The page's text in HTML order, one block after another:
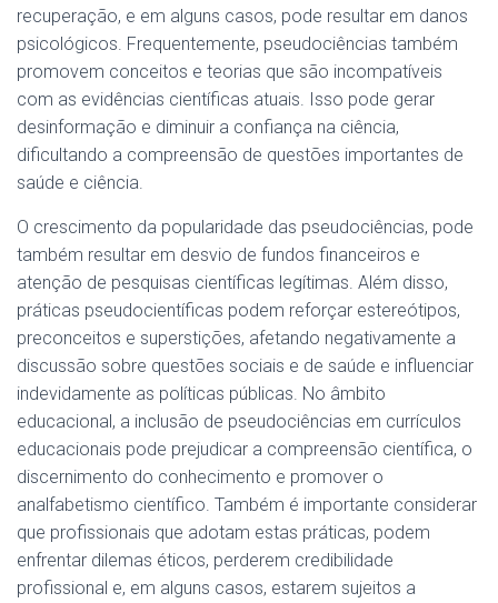
recuperação, e em alguns casos, pode resultar em danos
psicológicos. Frequentemente, pseudociências também
promovem conceitos e teorias que são incompatíveis
com as evidências científicas atuais. Isso pode gerar
desinformação e diminuir a confiança na ciência,
dificultando a compreensão de questões importantes de
saúde e ciência.
O crescimento da popularidade das pseudociências, pode
também resultar em desvio de fundos financeiros e
atenção de pesquisas científicas legítimas. Além disso,
práticas pseudocientíficas podem reforçar estereótipos,
preconceitos e superstições, afetando negativamente a
discussão sobre questões sociais e de saúde e influenciar
indevidamente as políticas públicas. No âmbito
educacional, a inclusão de pseudociências em currículos
educacionais pode prejudicar a compreensão científica, o
discernimento do conhecimento e promover o
analfabetismo científico. Também é importante considerar
que profissionais que adotam estas práticas, podem
enfrentar dilemas éticos, perderem credibilidade
profissional e, em alguns casos, estarem sujeitos a